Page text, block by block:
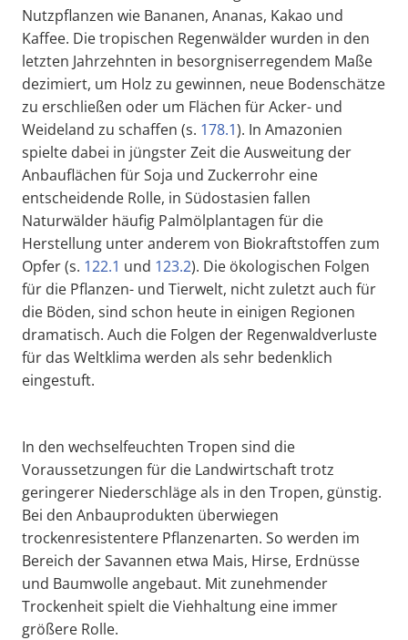
Nutzpflanzen wie Bananen, Ananas, Kakao und
Kaffee. Die tropischen Regenwälder wurden in den
letzten Jahrzehnten in besorgniserregendem Maße
dezimiert, um Holz zu gewinnen, neue Bodenschätze
zu erschließen oder um Flächen für Acker- und
Weideland zu schaffen (s. 178.1). In Amazonien
spielte dabei in jüngster Zeit die Ausweitung der
Anbauflächen für Soja und Zuckerrohr eine
entscheidende Rolle, in Südostasien fallen
Naturwälder häufig Palmölplantagen für die
Herstellung unter anderem von Biokraftstoffen zum
Opfer (s. 122.1 und 123.2). Die ökologischen Folgen
für die Pflanzen- und Tierwelt, nicht zuletzt auch für
die Böden, sind schon heute in einigen Regionen
dramatisch. Auch die Folgen der Regenwaldverluste
für das Weltklima werden als sehr bedenklich
eingestuft.
In den wechselfeuchten Tropen sind die
Voraussetzungen für die Landwirtschaft trotz
geringerer Niederschläge als in den Tropen, günstig.
Bei den Anbauprodukten überwiegen
trockenresistentere Pflanzenarten. So werden im
Bereich der Savannen etwa Mais, Hirse, Erdnüsse
und Baumwolle angebaut. Mit zunehmender
Trockenheit spielt die Viehhaltung eine immer
größere Rolle.